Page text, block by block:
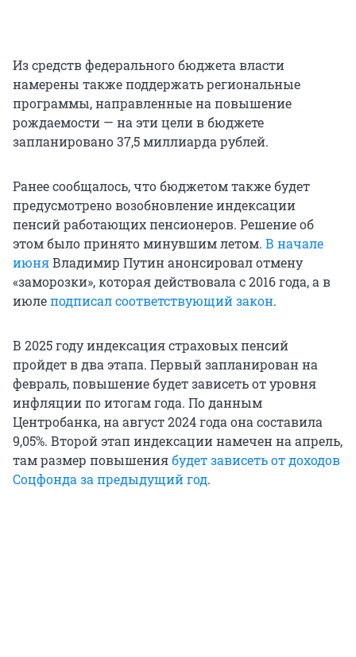
Из средств федерального бюджета власти
намерены также поддержать региональные
программы, направленные на повышение
рождаемости — на эти цели в бюджете
запланировано 37,5 миллиарда рублей.
Ранее сообщалось, что бюджетом также будет
предусмотрено возобновление индексации
пенсий работающих пенсионеров. Решение об
этом было принято минувшим летом. В начале
июняВладимир Путин анонсировал отмену
«заморозки», которая действовала с 2016 года, а в
июлеподписал соответствующий закон.
В 2025 году индексация страховых пенсий
пройдет в два этапа. Первый запланирован на
февраль, повышение будет зависеть от уровня
инфляции по итогам года. По данным
Центробанка, на август 2024 года она составила
9,05%. Второй этап индексации намечен на апрель,
там размер повышениябудет зависеть от доходов
Соцфонда за предыдущий год.